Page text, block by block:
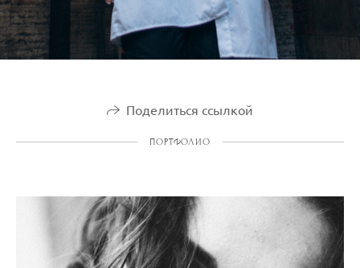
Поделиться ссылкой
ПОРТФОЛИО